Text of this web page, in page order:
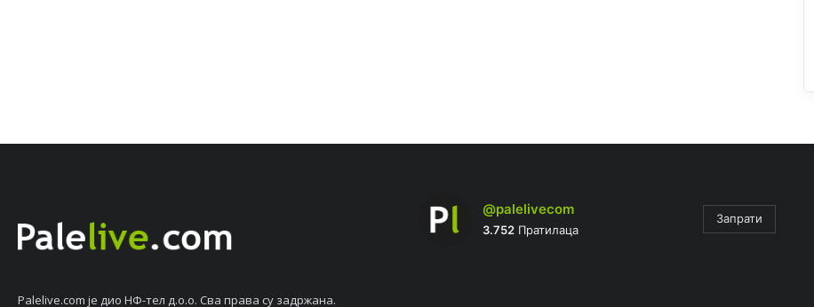
Palelive.com јe дио НФ-тeл д.о.о. Сва права су задржана.
@palelivecom
3.752Пратилаца
Запрати